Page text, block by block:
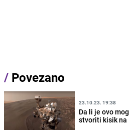
/ Povezano
23.10.23. 19:38
Da li je ovo
stvoriti kisik na